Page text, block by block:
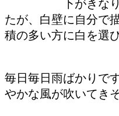
下がきな
たが、白壁に自分で
積の多い方に白を選
毎日毎日雨ばかりで
やかな風が吹いてき